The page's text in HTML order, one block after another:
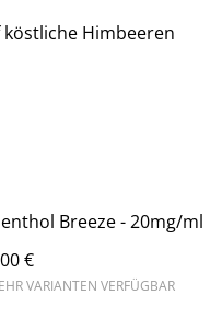
Himbeeren
Breeze - 20mg/ml
€
VARIANTEN VERFÜGBAR